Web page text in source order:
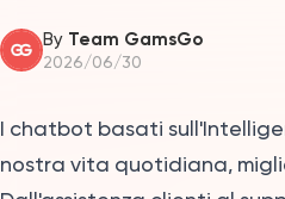
By Team GamsGo
2026/06/30
I chatbot basati
nostra vita quotidiana,